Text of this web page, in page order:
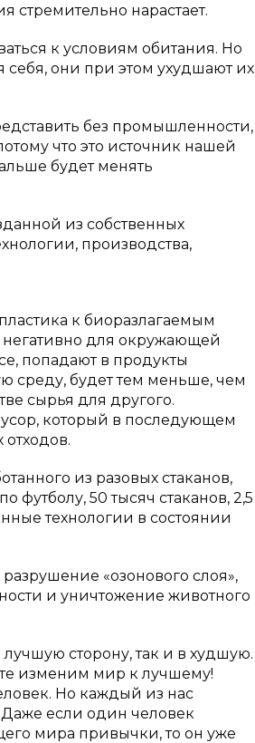
стремительно нарастает.
к условиям обитания. Но
себя, они при этом ухудшают их
без промышленности,
что это источник нашей
будет менять
из собственных
производства,
к биоразлагаемым
негативно для окружающей
попадают в продукты
среду, будет тем меньше, чем
сырья для другого.
который в последующем
отходов.
из разовых стаканов,
футболу, 50 тысяч стаканов, 2,5
технологии в состоянии
«озонового слоя»,
и уничтожение животного
сторону, так и в худшую.
изменим мир к лучшему!
Но каждый из нас
если один человек
мира привычки, то он уже